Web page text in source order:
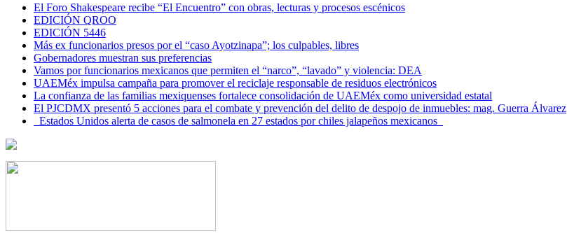
El Foro Shakespeare recibe “El Encuentro” con obras, lecturas y procesos escénicos
EDICIÓN QROO
EDICIÓN 5446
Más ex funcionarios presos por el “caso Ayotzinapa”; los culpables, libres
Gobernadores muestran sus preferencias
Vamos por funcionarios mexicanos que permiten el “narco”, “lavado” y violencia: DEA
UAEMéx impulsa campaña para promover el reciclaje responsable de residuos electrónicos
La confianza de las familias mexiquenses fortalece consolidación de UAEMéx como universidad estatal
El PJCDMX presentó 5 acciones para el combate y prevención del delito de despojo de inmuebles: mag. Guerra Álvarez
Estados Unidos alerta de casos de salmonela en 27 estados por chiles jalapeños mexicanos